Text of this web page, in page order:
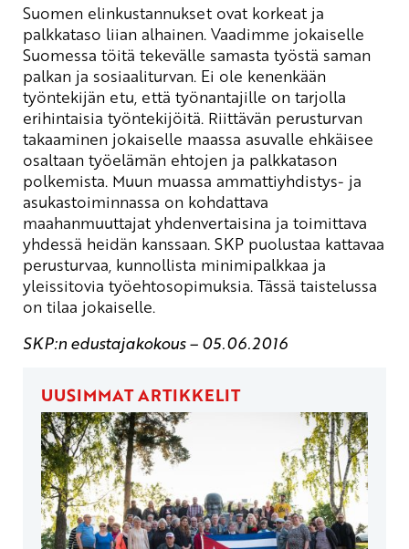
Suomen elinkustannukset ovat korkeat ja
palkkataso liian alhainen. Vaadimme jokaiselle
Suomessa töitä tekevälle samasta työstä saman
palkan ja sosiaaliturvan. Ei ole kenenkään
työntekijän etu, että työnantajille on tarjolla
erihintaisia työntekijöitä. Riittävän perusturvan
takaaminen jokaiselle maassa asuvalle ehkäisee
osaltaan työelämän ehtojen ja palkkatason
polkemista. Muun muassa ammattiyhdistys- ja
asukastoiminnassa on kohdattava
maahanmuuttajat yhdenvertaisina ja toimittava
yhdessä heidän kanssaan. SKP puolustaa kattavaa
perusturvaa, kunnollista minimipalkkaa ja
yleissitovia työehtosopimuksia. Tässä taistelussa
on tilaa jokaiselle.
SKP:n edustajakokous – 05.06.2016
UUSIMMAT ARTIKKELIT